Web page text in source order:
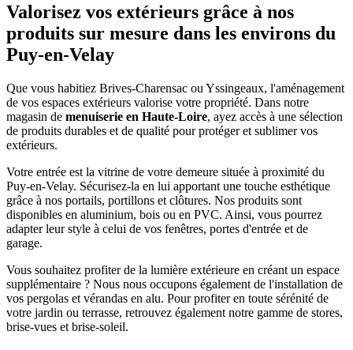
Valorisez vos extérieurs grâce à nos
produits sur mesure dans les environs du
Puy-en-Velay
Que vous habitiez Brives-Charensac ou Yssingeaux, l'aménagement
de vos espaces extérieurs valorise votre propriété. Dans notre
magasin de menuiserie en Haute-Loire, ayez accès à une sélection
de produits durables et de qualité pour protéger et sublimer vos
extérieurs.
Votre entrée est la vitrine de votre demeure située à proximité du
Puy-en-Velay. Sécurisez-la en lui apportant une touche esthétique
grâce à nos portails, portillons et clôtures. Nos produits sont
disponibles en aluminium, bois ou en PVC. Ainsi, vous pourrez
adapter leur style à celui de vos fenêtres, portes d'entrée et de
garage.
Vous souhaitez profiter de la lumière extérieure en créant un espace
supplémentaire ? Nous nous occupons également de l'installation de
vos pergolas et vérandas en alu. Pour profiter en toute sérénité de
votre jardin ou terrasse, retrouvez également notre gamme de stores,
brise-vues et brise-soleil.